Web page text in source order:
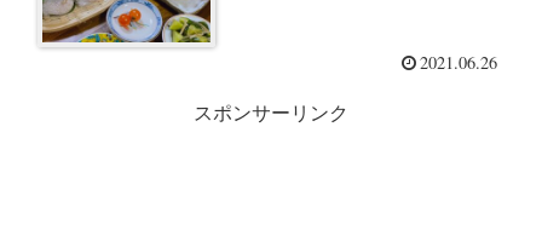
2021.06.26
スポンサーリンク